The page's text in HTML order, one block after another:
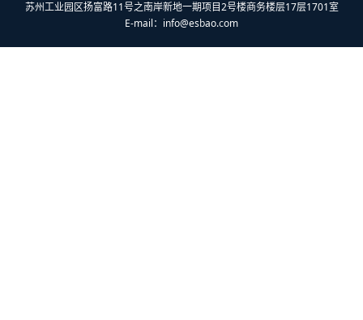
苏州工业园区扬富路11号之南岸新地一期项目2号楼商务楼层17层1701室
E-mail： info@esbao.com